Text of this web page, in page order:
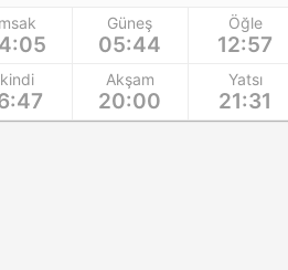
Güneş
05:44
Öğle
12:57
Akşam
20:00
Yatsı
21:31